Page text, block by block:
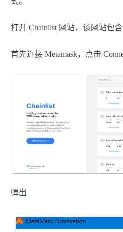
打开 Chainlist 网站，该网站包
首先连接 Metamask，点击
弹出